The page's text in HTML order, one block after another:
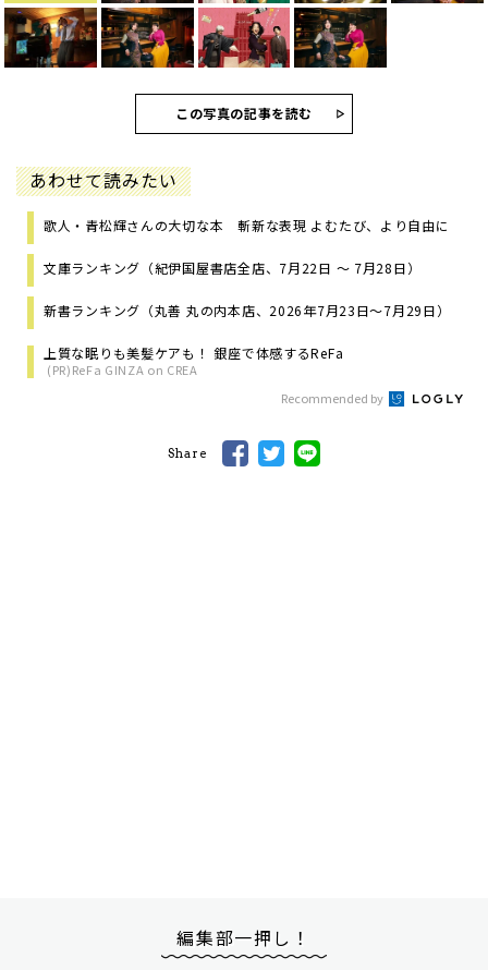
この写真の記事を読む
あわせて読みたい
歌人・青松輝さんの大切な本 斬新な表現 よむたび、より自由に
文庫ランキング（紀伊国屋書店全店、7月22日 ～ 7月28日）
新書ランキング（丸善 丸の内本店、2026年7月23日～7月29日）
上質な眠りも美髪ケアも！ 銀座で体感するReFa
(PR)ReFa GINZA on CREA
Recommended by
Share
編集部一押し！